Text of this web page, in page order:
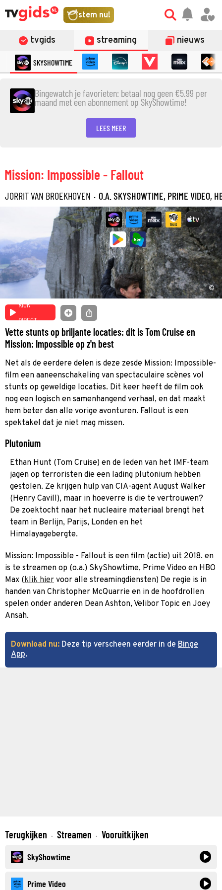
stem nu!
tvgids streaming nieuws
SKYSHOWTIME
Bingewatch je favorieten: betaal nog geen €5.99 per
maand met een abonnement op SkyShowtime!
LEES MEER
Mission: Impossible - Fallout
JORRIT VAN BROEKHOVEN · O.A. SKYSHOWTIME, PRIME VIDEO,
©
KIJK
DIRECT
Vette stunts op briljante locaties: dit is Tom Cruise en
Mission: Impossible op z'n best
Net als de eerdere delen is deze zesde Mission: Impossible-
film een aaneenschakeling van spectaculaire scènes vol
stunts op geweldige locaties. Dit keer heeft de film ook
nog een logisch en samenhangend verhaal, en dat maakt
hem beter dan alle vorige avonturen. Fallout is een
spektakel dat je niet mag missen.
Plutonium
Ethan Hunt (Tom Cruise) en de leden van het IMF-team
jagen op terroristen die een lading plutonium hebben
gestolen. Ze krijgen hulp van CIA-agent August Walker
(Henry Cavill), maar in hoeverre is die te vertrouwen?
De zoektocht naar het nucleaire materiaal brengt het
team in Berlijn, Parijs, Londen en het
Himalayagebergte.
Mission: Impossible - Fallout is een film (actie) uit 2018. en
is te streamen op (o.a.) SkyShowtime, Prime Video en HBO
Max (klik hier voor alle streamingdiensten) De regie is in
handen van Christopher McQuarrie en in de hoofdrollen
spelen onder anderen Dean Ashton, Velibor Topic en Joey
Ansah.
Download nu: Deze tip verscheen eerder in de Binge
App.
Terugkijken · Streamen · Vooruitkijken
SkyShowtime
Prime Video